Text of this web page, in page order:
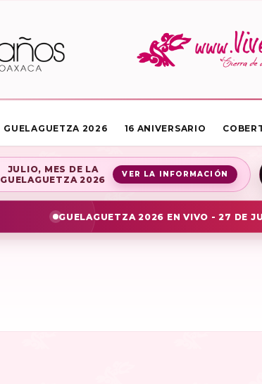
GUELAGUETZA 2026 16 ANIVERSARIO
JULIO, MES DE LA
GUELAGUETZA 2026
VER LA INFORMACIÓN
GUELAGUETZA 2026 EN VIVO - 27 DE